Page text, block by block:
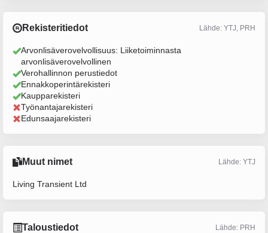
Rekisteritiedot Lähde: YTJ, PRH
Arvonlisäverovelvollisuus: Liiketoiminnasta
arvonlisäverovelvollinen
Verohallinnon perustiedot
Ennakkoperintärekisteri
Kaupparekisteri
Työnantajarekisteri
Edunsaajarekisteri
Muut nimet Lähde: YTJ
Living Transient Ltd
Taloustiedot Lähde: PRH